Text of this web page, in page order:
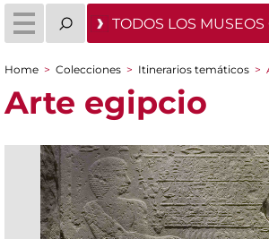
TODOS LOS MUSEOS
You are here
Home > Colecciones > Itinerarios temáticos >
Arte egipcio